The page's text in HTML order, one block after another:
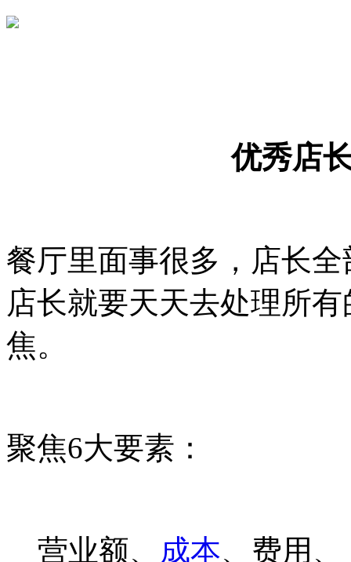
优秀店
餐厅里面事很多，店长
店长就要天天去处理所
焦。
聚焦6大要素：
营业额、 成本、费用